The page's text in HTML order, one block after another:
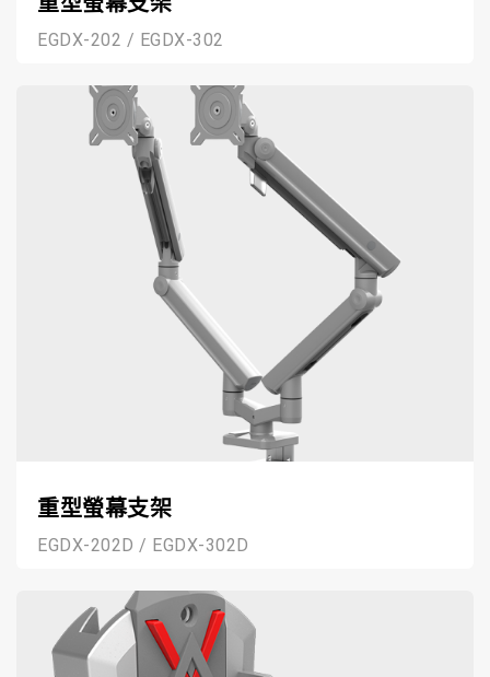
EGDX-202 / EGDX-302
重型螢幕支架
EGDX-202D / EGDX-302D